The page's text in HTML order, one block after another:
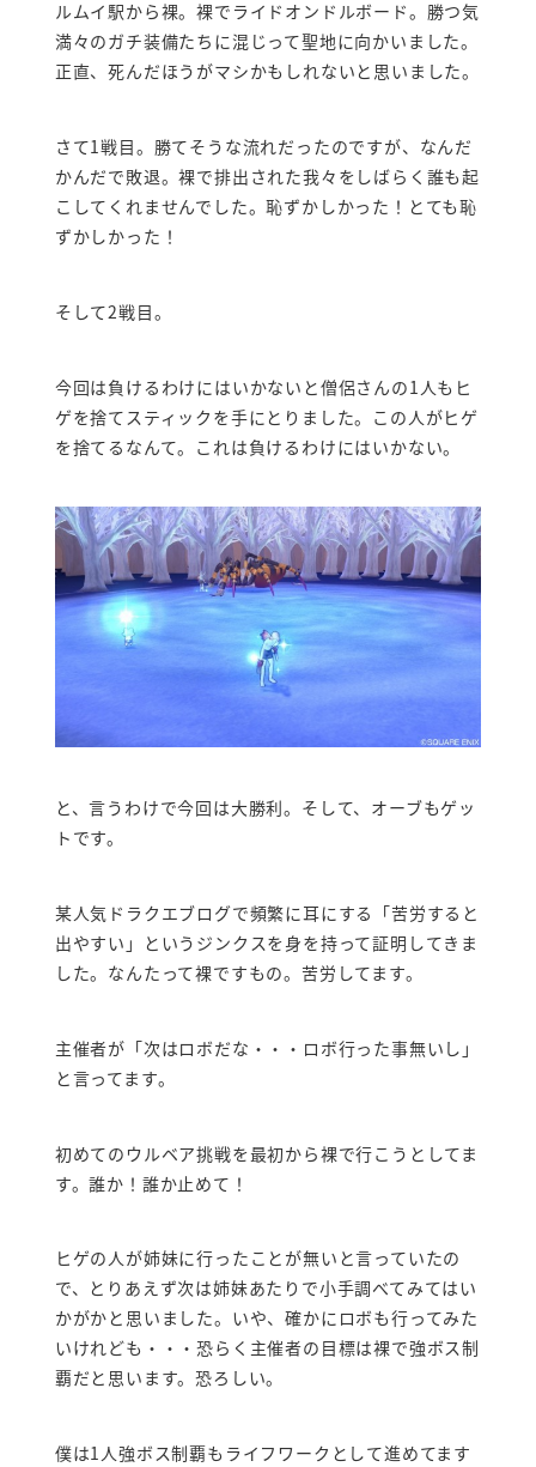
ルムイ駅から裸。裸でライドオンドルボード。勝つ気
満々のガチ装備たちに混じって聖地に向かいました。
正直、死んだほうがマシかもしれないと思いました。
さて1戦目。勝てそうな流れだったのですが、なんだ
かんだで敗退。裸で排出された我々をしばらく誰も起
こしてくれませんでした。恥ずかしかった！とても恥
ずかしかった！
そして2戦目。
今回は負けるわけにはいかないと僧侶さんの1人もヒ
ゲを捨てスティックを手にとりました。この人がヒゲ
を捨てるなんて。これは負けるわけにはいかない。
と、言うわけで今回は大勝利。そして、オーブもゲッ
トです。
某人気ドラクエブログで頻繁に耳にする「苦労すると
出やすい」というジンクスを身を持って証明してきま
した。なんたって裸ですもの。苦労してます。
主催者が「次はロボだな・・・ロボ行った事無いし」
と言ってます。
初めてのウルベア挑戦を最初から裸で行こうとしてま
す。誰か！誰か止めて！
ヒゲの人が姉妹に行ったことが無いと言っていたの
で、とりあえず次は姉妹あたりで小手調べてみてはい
かがかと思いました。いや、確かにロボも行ってみた
いけれども・・・恐らく主催者の目標は裸で強ボス制
覇だと思います。恐ろしい。
僕は1人強ボス制覇もライフワークとして進めてます